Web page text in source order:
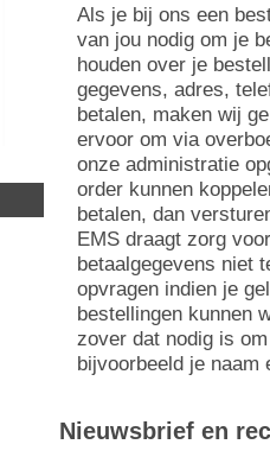
Als je bij ons een
van jou nodig om je
houden over je
gegevens, adres,
betalen, maken wij
ervoor om via
onze administratie
order kunnen
betalen, dan
EMS draagt zorg
betaalgegevens niet
opvragen indien je
bestellingen kunnen
zover dat nodig is
bijvoorbeeld je naam
Nieuwsbrief en